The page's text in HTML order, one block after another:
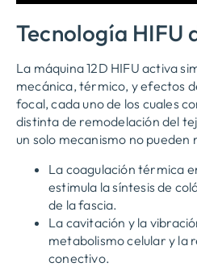
Tecnología HIFU
La máquina 12D HIFU activa
mecánica, térmico, y efectos
focal, cada uno de los cuales
distinta de remodelación del
un solo mecanismo no pueden
La coagulación térmica
estimula la síntesis de
de la fascia.
La cavitación y la
metabolismo celular y la
conectivo.